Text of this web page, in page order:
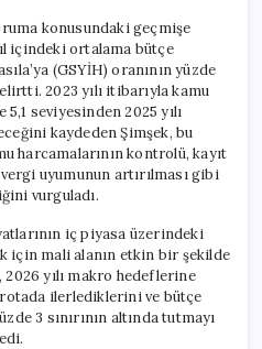
konusundaki geçmişe
içindeki ortalama bütçe
(GSYİH) oranının yüzde
2023 yılı itibarıyla kamu
seviyesinden 2025 yılı
kaydeden Şimşek, bu
harcamalarının kontrolü, kayıt
uyumunun artırılması gibi
vurguladı.
iç piyasa üzerindeki
mali alanın etkin bir şekilde
2026 yılı makro hedeflerine
ilerlediklerini ve bütçe
3 sınırının altında tutmayı